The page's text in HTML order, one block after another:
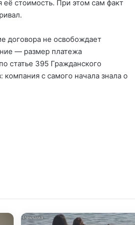
стоимость. При этом сам факт
договора не освобождает
— размер платежа
статье 395 Гражданского
с самого начала знала о